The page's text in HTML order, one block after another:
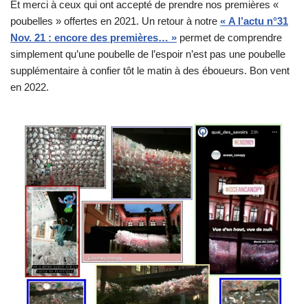
Et merci à ceux qui ont accepté de prendre nos premières «
poubelles » offertes en 2021. Un retour à notre « A l’actu n°31
Nov. 21 : encore des premières… » permet de comprendre
simplement qu’une poubelle de l’espoir n’est pas une poubelle
supplémentaire à confier tôt le matin à des éboueurs. Bon vent
en 2022.